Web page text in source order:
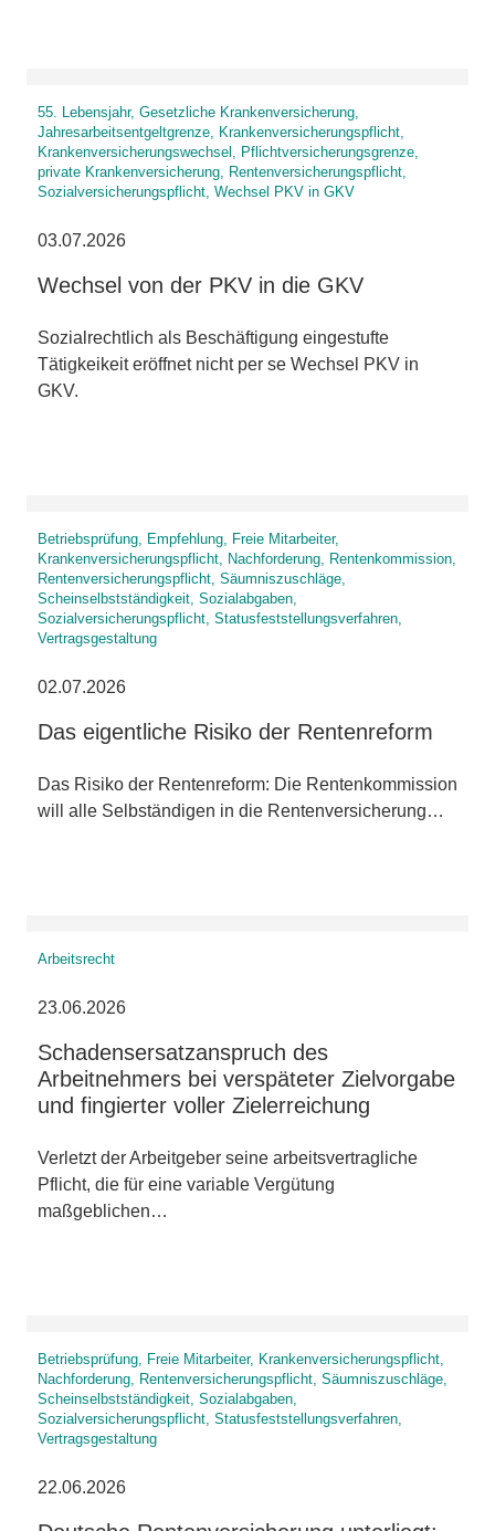
55. Lebensjahr, Gesetzliche Krankenversicherung,
Jahresarbeitsentgeltgrenze, Krankenversicherungspflicht,
Krankenversicherungswechsel, Pflichtversicherungsgrenze,
private Krankenversicherung, Rentenversicherungspflicht,
Sozialversicherungspflicht, Wechsel PKV in GKV
03.07.2026
Wechsel von der PKV in die GKV
Sozialrechtlich als Beschäftigung eingestufte
Tätigkeikeit eröffnet nicht per se Wechsel PKV in
GKV.
Betriebsprüfung, Empfehlung, Freie Mitarbeiter,
Krankenversicherungspflicht, Nachforderung, Rentenkommission,
Rentenversicherungspflicht, Säumniszuschläge,
Scheinselbstständigkeit, Sozialabgaben,
Sozialversicherungspflicht, Statusfeststellungsverfahren,
Vertragsgestaltung
02.07.2026
Das eigentliche Risiko der Rentenreform
Das Risiko der Rentenreform: Die Rentenkommission
will alle Selbständigen in die Rentenversicherung…
Arbeitsrecht
23.06.2026
Schadensersatzanspruch des
Arbeitnehmers bei verspäteter Zielvorgabe
und fingierter voller Zielerreichung
Verletzt der Arbeitgeber seine arbeitsvertragliche
Pflicht, die für eine variable Vergütung
maßgeblichen…
Betriebsprüfung, Freie Mitarbeiter, Krankenversicherungspflicht,
Nachforderung, Rentenversicherungspflicht, Säumniszuschläge,
Scheinselbstständigkeit, Sozialabgaben,
Sozialversicherungspflicht, Statusfeststellungsverfahren,
Vertragsgestaltung
22.06.2026